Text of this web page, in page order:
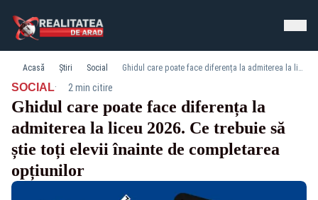
Acasă Știri Social Ghidul care poate face diferența la admiterea la liceu 2026. Ce trebuie să știe toți elevii înainte de completarea opțiunilor
SOCIAL· 2 min citire
Ghidul care poate face diferența la
admiterea la liceu 2026. Ce trebuie să
știe toți elevii înainte de completarea
opțiunilor